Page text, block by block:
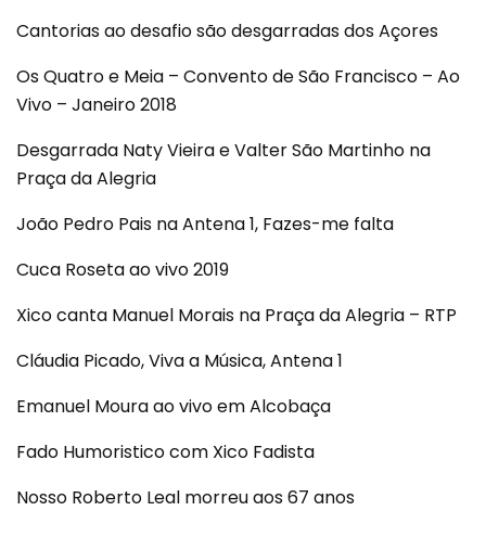
Cantorias ao desafio são desgarradas dos Açores
Os Quatro e Meia – Convento de São Francisco – Ao
Vivo – Janeiro 2018
Desgarrada Naty Vieira e Valter São Martinho na
Praça da Alegria
João Pedro Pais na Antena 1, Fazes-me falta
Cuca Roseta ao vivo 2019
Xico canta Manuel Morais na Praça da Alegria – RTP
Cláudia Picado, Viva a Música, Antena 1
Emanuel Moura ao vivo em Alcobaça
Fado Humoristico com Xico Fadista
Nosso Roberto Leal morreu aos 67 anos